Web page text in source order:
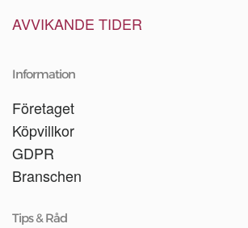
AVVIKANDE TIDER
Information
Företaget
Köpvillkor
GDPR
Branschen
Tips & Råd